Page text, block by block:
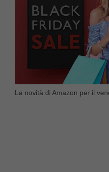
La novità di Amazon per il